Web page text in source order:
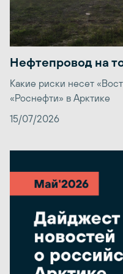
Нефтепровод на
Какие риски несет
«Роснефти» в Арктике
15/07/2026